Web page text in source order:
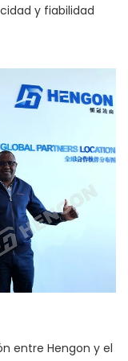
y fiabilidad
entre Hengon y el